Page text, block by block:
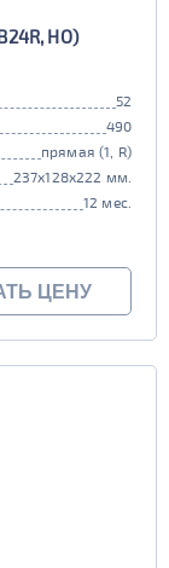
HO)
52
490
прямая (1, R)
237x128x222 мм.
12 мес.
ЦЕНУ